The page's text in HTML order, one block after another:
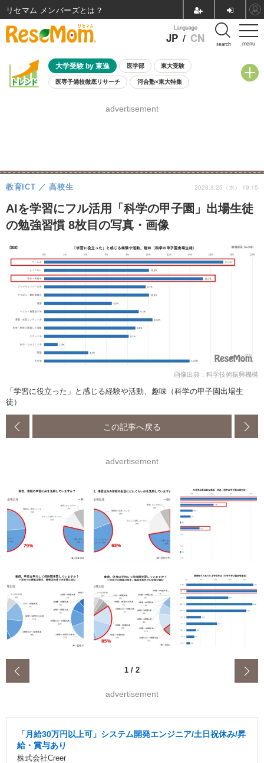
menu
Language
JP / CN search
大学受験 by 東進 医学部 東大受験
医専予備校徹底リサーチ 河合塾×東大特集
8月開催学校説明会・相談会
advertisement
AIを学習にフル活用「科学の甲子園」出場生徒
の勉強習慣 8枚目の写真・画像
教育ICT 高校生 2026.3.25（水） 19:15
画像出典：科学技術振興機構
「学習に役立った」と感じる経験や活動、趣味（科学の甲子園出場生
徒）
この記事へ戻る
advertisement
1 / 2
advertisement
「月給30万円以上可」システム開発エンジニア/土日祝休み/昇
給・賞与あり
株式会社Creer
リセマム メンバーズ